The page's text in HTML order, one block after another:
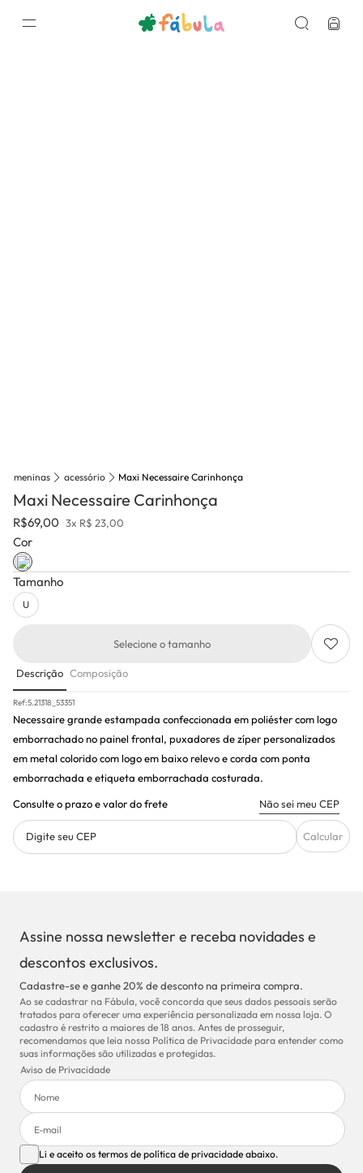
meninas acessório Maxi Necessaire Carinhonça
Maxi Necessaire Carinhonça
R$69,00 3x R$ 23,00
Cor
Tamanho
U
Selecione o tamanho
Descrição Composição
Ref:5.21318_53351
Necessaire grande estampada confeccionada em poliéster com logo
emborrachado no painel frontal, puxadores de zíper personalizados
em metal colorido com logo em baixo relevo e corda com ponta
emborrachada e etiqueta emborrachada costurada.
Consulte o prazo e valor do frete
Não sei meu CEP
Digite seu CEP Calcular
Assine nossa newsletter e receba novidades e
descontos exclusivos.
Cadastre-se e ganhe 20% de desconto na primeira compra.
Ao se cadastrar na Fábula, você concorda que seus dados pessoais serão
tratados para oferecer uma experiência personalizada em nossa loja. O
cadastro é restrito a maiores de 18 anos. Antes de prosseguir,
recomendamos que leia nossa Política de Privacidade para entender como
suas informações são utilizadas e protegidas.
Aviso de Privacidade
Li e aceito os termos de política de privacidade abaixo.